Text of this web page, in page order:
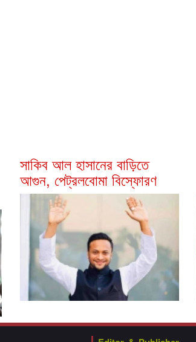
সাকিব আল হাসানের বাড়িতে
আগুন, পেট্রলবোমা বিস্ফোরণ